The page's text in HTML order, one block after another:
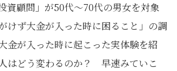
資顧問」が50代～70代の男女を対象
けず大金が入った時に困ること」の調
金が入った時に起こった実体験を紹
はどう変わるのか？ 早速みていこ